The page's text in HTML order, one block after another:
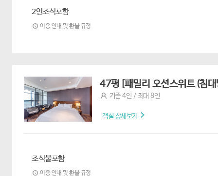
2인조식포함
이용 안내 및 환불 규정
47평 [패밀리 오션스위트 (침
기준 4인 / 최대 8인
객실 상세보기
조식불포함
이용 안내 및 환불 규정